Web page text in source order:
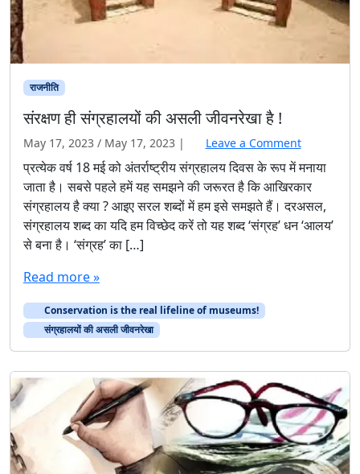
राजनीति
संरक्षण ही संग्रहालयों की असली जीवनरेखा है !
May 17, 2023 / May 17, 2023 | Leave a Comment
प्रत्येक वर्ष 18 मई को अंतर्राष्ट्रीय संग्रहालय दिवस के रूप में मनाया
जाता है। सबसे पहले हमें यह समझने की जरूरत है कि आखिरकार
संग्रहालय है क्या ? आइए सरल शब्दों में हम इसे समझते हैं। दरअसल,
संग्रहालय शब्द का यदि हम विच्छेद करें तो यह शब्द ‘संग्रह’ धन ‘आलय’
से बना है। ‘संग्रह’ का […]
Read more »
Conservation is the real lifeline of museums!
संग्रहालयों की असली जीवनरेखा